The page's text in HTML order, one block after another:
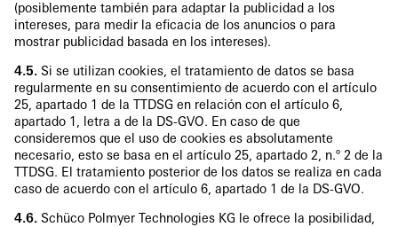
(posiblemente también para adaptar la publicidad a los
intereses, para medir la eficacia de los anuncios o para
mostrar publicidad basada en los intereses).
4.5. Si se utilizan cookies, el tratamiento de datos se basa
regularmente en su consentimiento de acuerdo con el artículo
25, apartado 1 de la TTDSG en relación con el artículo 6,
apartado 1, letra a de la DS-GVO. En caso de que
consideremos que el uso de cookies es absolutamente
necesario, esto se basa en el artículo 25, apartado 2, n.º 2 de la
TTDSG. El tratamiento posterior de los datos se realiza en cada
caso de acuerdo con el artículo 6, apartado 1 de la DS-GVO.
4.6. Schüco Polmyer Technologies KG le ofrece la posibilidad,